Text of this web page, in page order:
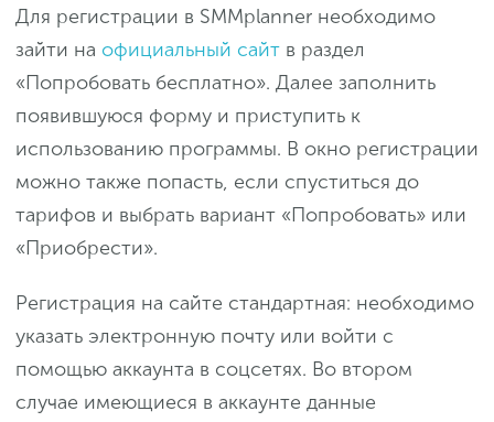
Для регистрации в SMMplanner необходимо
зайти на официальный сайт в раздел
«Попробовать бесплатно». Далее заполнить
появившуюся форму и приступить к
использованию программы. В окно регистрации
можно также попасть, если спуститься до
тарифов и выбрать вариант «Попробовать» или
«Приобрести».
Регистрация на сайте стандартная: необходимо
указать электронную почту или войти с
помощью аккаунта в соцсетях. Во втором
случае имеющиеся в аккаунте данные